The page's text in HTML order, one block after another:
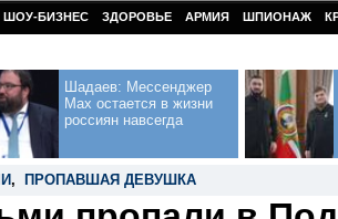
ШОУ-БИЗНЕС ЗДОРОВЬЕ АРМИЯ ШПИОНАЖ
Шадаев: Мессенджер
Max остается в жизни
россиян навсегда
, ПРОПАВШАЯ ДЕВУШКА